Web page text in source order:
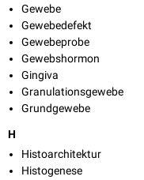
Gewebe
Gewebedefekt
Gewebeprobe
Gewebshormon
Gingiva
Granulationsgewebe
Grundgewebe
H
Histoarchitektur
Histogenese